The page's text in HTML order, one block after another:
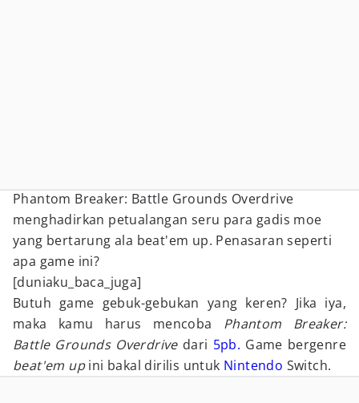
Phantom Breaker: Battle Grounds Overdrive
menghadirkan petualangan seru para gadis moe
yang bertarung ala beat'em up. Penasaran seperti
apa game ini?
[duniaku_baca_juga]
Butuh game gebuk-gebukan yang keren? Jika iya,
maka kamu harus mencoba Phantom Breaker:
Battle Grounds Overdrive dari 5pb. Game bergenre
beat'em upini bakal dirilis untuk Nintendo Switch.